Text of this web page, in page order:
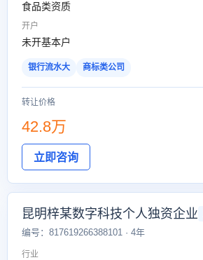
食品类资质
开户
未开基本户
银行流水大 商标类公司
转让价格
42.8万
立即咨询
昆明梓某数字科技个人独资企业
编号：817619266388101 · 4年
行业